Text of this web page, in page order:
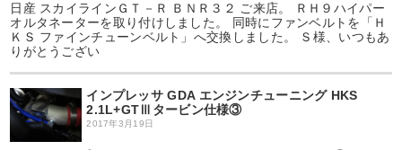
日産 スカイラインＧＴ－Ｒ ＢＮＲ３２ ご来店。 ＲＨ９ハイパー
オルタネーターを取り付けしました。 同時にファンベルトを「Ｈ
ＫＳ ファインチューンベルト」へ交換しました。 Ｓ様、いつもあ
りがとうござい
インプレッサ GDA エンジンチューニング HKS
2.1L+GTⅢタービン仕様③
2017年3月19日